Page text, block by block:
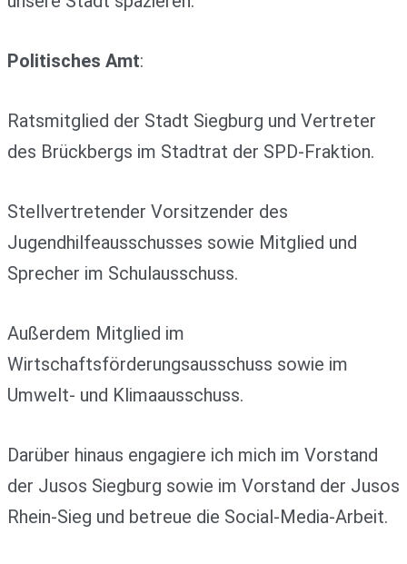
Politisches Amt:
Ratsmitglied der Stadt Siegburg und Vertreter
des Brückbergs im Stadtrat der SPD-Fraktion.
Stellvertretender Vorsitzender des
Jugendhilfeausschusses sowie Mitglied und
Sprecher im Schulausschuss.
Außerdem Mitglied im
Wirtschaftsförderungsausschuss sowie im
Umwelt- und Klimaausschuss.
Darüber hinaus engagiere ich mich im Vorstand
der Jusos Siegburg sowie im Vorstand der Jusos
Rhein-Sieg und betreue die Social-Media-Arbeit.